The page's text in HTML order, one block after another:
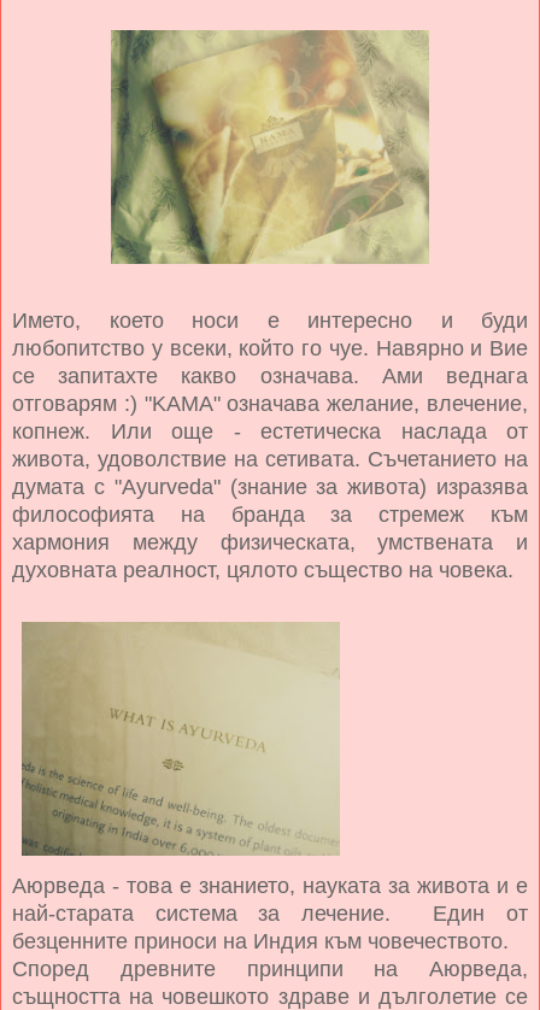
Името, което носи е интересно и буди
любопитство у всеки, който го чуе. Навярно и Вие
се запитахте какво означава. Ами веднага
отговарям :) "KAMA" означава желание, влечение,
копнеж. Или още - естетическа наслада от
живота, удоволствие на сетивата. Съчетанието на
думата с "Ayurveda" (знание за живота) изразява
философията на бранда за стремеж към
хармония между физическата, умствената и
духовната реалност, цялото същество на човека.
Аюрведа - това е знанието, науката за живота и е
най-старата система за лечение. Един от
безценните приноси на Индия към човечеството.
Според древните принципи на Аюрведа,
същността на човешкото здраве и дълголетие се